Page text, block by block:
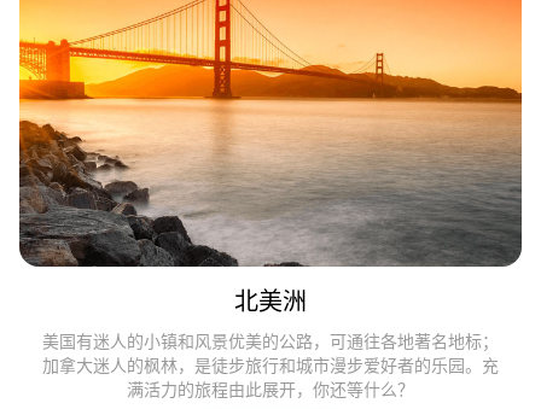
北美洲
美国有迷人的小镇和风景优美的公路，可通往各地著名地标；
加拿大迷人的枫林，是徒步旅行和城市漫步爱好者的乐园。充
满活力的旅程由此展开，你还等什么？